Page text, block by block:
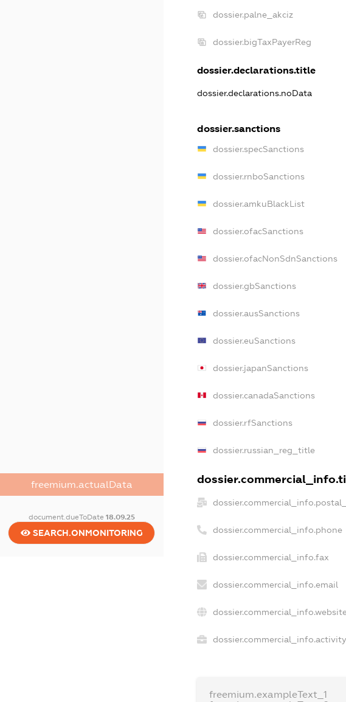
freemium.actualData
document.dueToDate 18.09.25
SEARCH.ONMONITORING
dossier.palne_akciz
dossier.bigTaxPayerReg
dossier.declarations.title
dossier.declarations.noData
dossier.sanctions
dossier.specSanctions
dossier.rnboSanctions
dossier.amkuBlackList
dossier.ofacSanctions
dossier.ofacNonSdnSanctions
dossier.gbSanctions
dossier.ausSanctions
dossier.euSanctions
dossier.japanSanctions
dossier.canadaSanctions
dossier.rfSanctions
dossier.russian_reg_title
dossier.commercial_info.phone
dossier.commercial_info.fax
dossier.commercial_info.email
dossier.commercial_info.activity
freemium.exampleText_1